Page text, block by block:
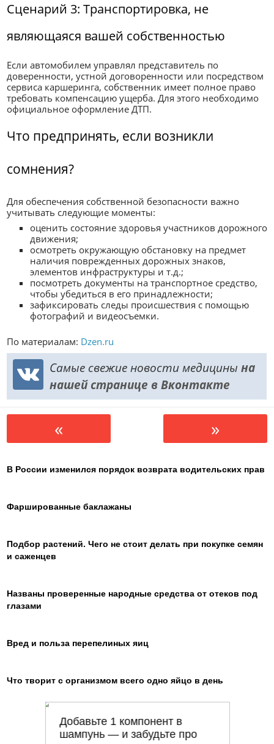
Сценарий 3: Транспортировка, не
являющаяся вашей собственностью
Если автомобилем управлял представитель по
доверенности, устной договоренности или посредством
сервиса каршеринга, собственник имеет полное право
требовать компенсацию ущерба. Для этого необходимо
официальное оформление ДТП.
Что предпринять, если возникли
сомнения?
Для обеспечения собственной безопасности важно
учитывать следующие моменты:
оценить состояние здоровья участников дорожного
движения;
осмотреть окружающую обстановку на предмет
наличия поврежденных дорожных знаков,
элементов инфраструктуры и т.д.;
посмотреть документы на транспортное средство,
чтобы убедиться в его принадлежности;
зафиксировать следы происшествия с помощью
фотографий и видеосъемки.
По материалам: Dzen.ru
Самые свежие новости медицинына
нашей странице в Вконтакте
« »
В России изменился порядок возврата водительских прав
Фаршированные баклажаны
Подбор растений. Чего не стоит делать при покупке семян
и саженцев
Названы проверенные народные средства от отеков под
глазами
Вред и польза перепелиных яиц
Что творит с организмом всего одно яйцо в день